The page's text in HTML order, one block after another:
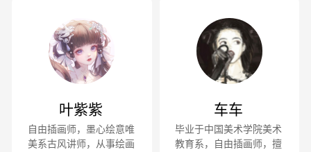
《男生女生》《古今传
奇》等书籍、杂志的插图
绘制；现与国内多加知名
游戏公司长期合作，包括
网易、完美世界、三国杀
卡游、游族等；2019年独
立出版《古风插画板绘技
法100问精讲》。 没准只
是个小可爱
作，绘制多个国风项目宣
传图和周边图。已出版教
程《思无邪-Photoshop故
事性古风插画技法精讲》
叶紫紫
自由插画师，墨心绘意唯
美系古风讲师，从事绘画
车车
毕业于中国美术学院美术
教育系，自由插画师，擅